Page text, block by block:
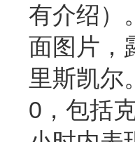
有介绍）
面图片，
里斯凯尔
0，包括